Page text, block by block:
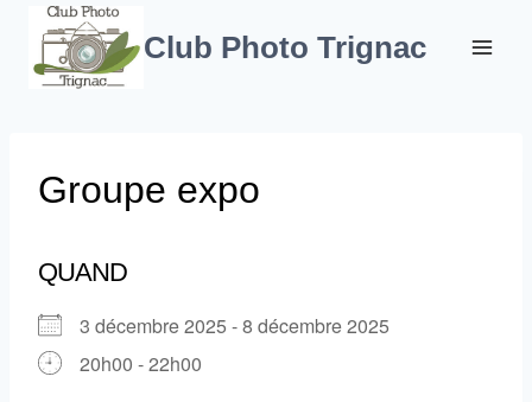
contenu
Club Photo Trignac
Groupe expo
QUAND
3 décembre 2025 - 8 décembre 2025
20h00 - 22h00